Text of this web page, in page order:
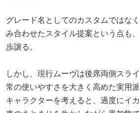
グレード名としてのカスタムではな
み合わせたスタイル提案という点も
歩譲る。
しかし、現行ムーヴは後席両側スラ
常の使いやすさを大きく高めた実用
キャラクターを考えると、過度にイ